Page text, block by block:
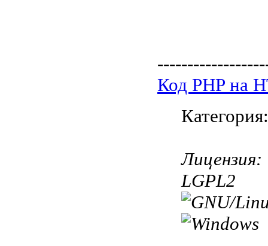
Код PHP на
Лицензия:
LGPL2